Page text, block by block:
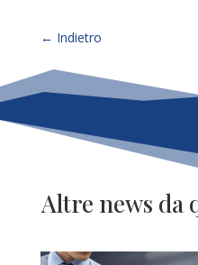
← Indietro
Altre news da